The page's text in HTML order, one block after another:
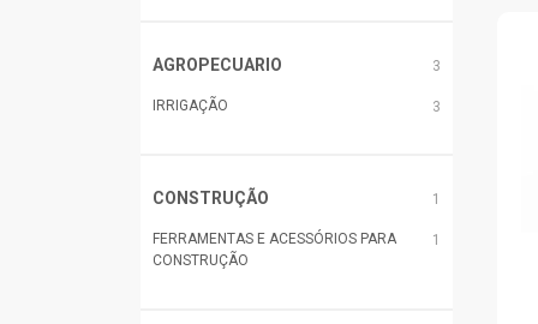
AGROPECUARIO 3
IRRIGAÇÃO 3
CONSTRUÇÃO 1
FERRAMENTAS E ACESSÓRIOS PARA
CONSTRUÇÃO
1